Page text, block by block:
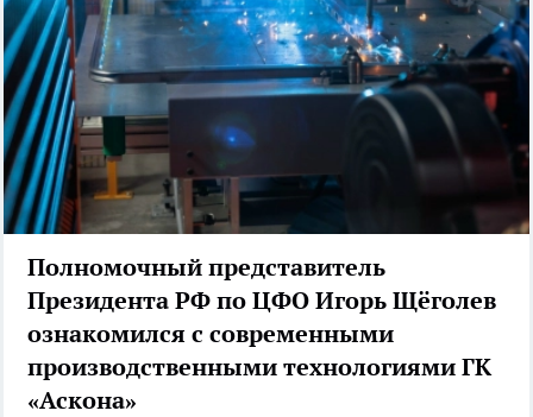
Полномочный представитель
Президента РФ по ЦФО Игорь Щёголев
ознакомился с современными
производственными технологиями ГК
«Аскона»